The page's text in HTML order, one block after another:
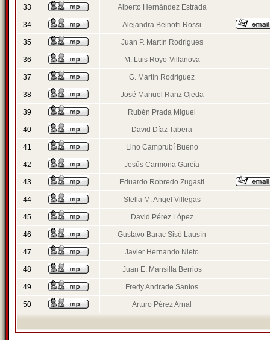
33 Alberto Hernández Estrada
34 Alejandra Beinotti Rossi
35 Juan P. Martín Rodrigues
36 M. Luis Royo-Villanova
37 G. Martín Rodríguez
38 José Manuel Ranz Ojeda
39 Rubén Prada Miguel
40 David Díaz Tabera
41 Lino Camprubí Bueno
42 Jesús Carmona García
43 Eduardo Robredo Zugasti
44 Stella M. Angel Villegas
45 David Pérez López
46 Gustavo Barac Sisó Lausín
47 Javier Hernando Nieto
48 Juan E. Mansilla Berrios
49 Fredy Andrade Santos
50 Arturo Pérez Arnal